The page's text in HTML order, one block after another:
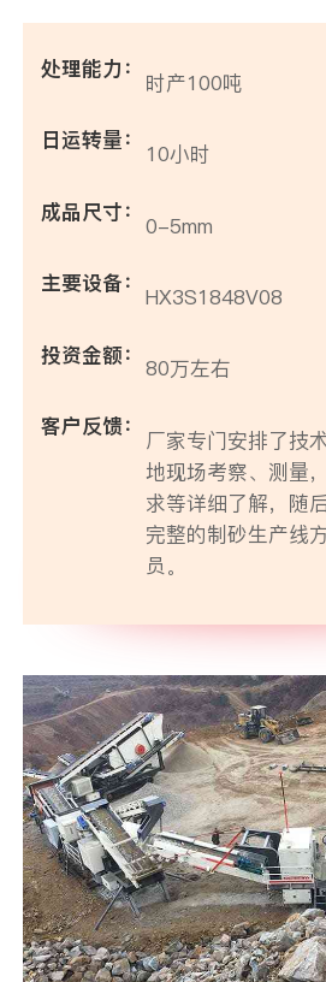
处理能力： 时产100吨
日运转量：
10小时
成品尺寸： 0-5mm
主要设备： HX3S1848V08
投资金额： 80万左右
客户反馈： 厂家专门安排了技
地现场考察、测量
求等详细了解，随
完整的制砂生产线
员。